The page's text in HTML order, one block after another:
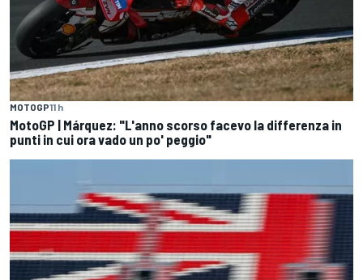
MOTOGP11 h
MotoGP | Márquez: "L'anno scorso facevo la differenza in
punti in cui ora vado un po' peggio"